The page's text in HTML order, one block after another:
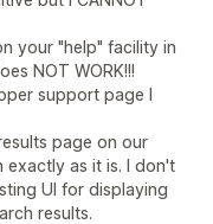
your "help" facility in
NOT WORK!!!
support page I
page on our
exactly as it is. I don't
UI for displaying
results.